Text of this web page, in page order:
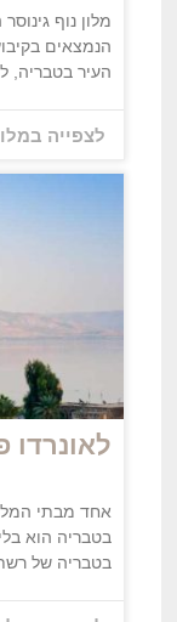
מלון נוף
הנמצאים
העיר בטבריה,
לצפייה
לאונרדו
בטבריה הוא
בטבריה של